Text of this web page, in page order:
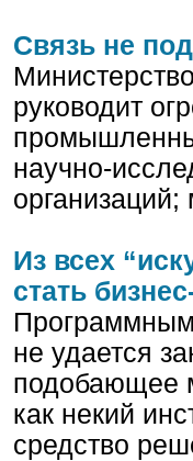
Связь не
руководит
научно-
Из всех
стать
не удается
подобающее
как некий
средство